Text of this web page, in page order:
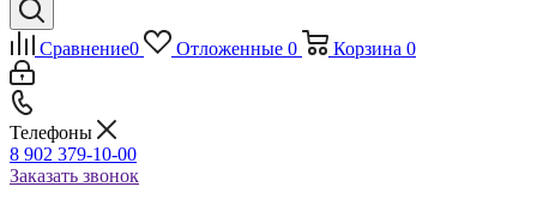
Сравнение0 Отложенные 0 Корзина 0
Телефоны
8 902 379-10-00
Заказать звонок